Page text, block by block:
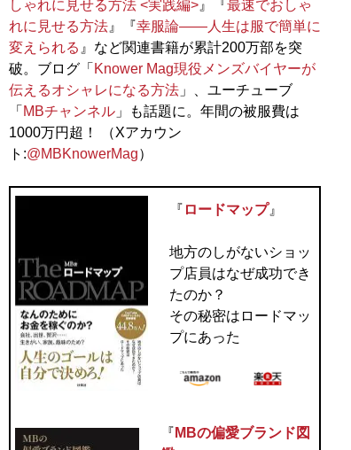
しゃれに見せる方法 <実践編> 』『 最速でおしゃ
れに見せる方法 』『幸服論――人生は服で簡単に
変えられる 』など関連書籍が累計200万部を突
破。ブログ「 Knower Mag現役メンズバイヤーが
伝えるオシャレになる方法 」、ユーチューブ
「 MBチャンネル 」も話題に。年間の被服費は
1000万円超！ （Xアカウン
ト:@MBKnowerMag）
『 ロードマップ』
地方のしがないショッ
プ店員はなぜ成功でき
たのか？
その秘密はロードマッ
プにあった
『 MBの偏愛ブランド図